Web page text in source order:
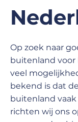
Op zoek naar
buitenland voor
veel
bekend is dat
buitenland
richten wij ons